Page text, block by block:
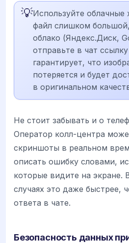
💡Используйте облачные
файл слишком большой,
облако (Яндекс.Диск,
отправьте в чат
гарантирует, что
потеряется и будет
в оригинальном
Не стоит забывать и о
Оператор колл-центра
скриншоты в реальном
описать ошибку словами,
которые видите на экране.
случаях это даже быстрее,
ответа в чате.
Безопасность данных